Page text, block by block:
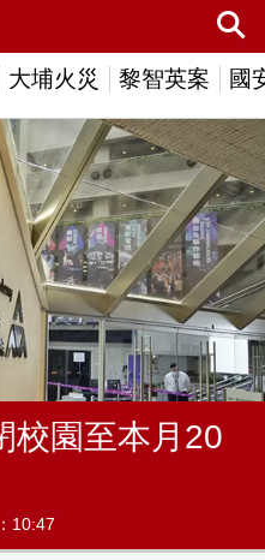
大埔火災 黎智英案 國
校園至本月20
10:47